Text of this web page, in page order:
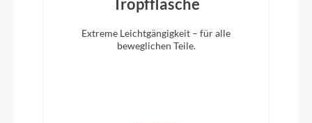
Vorbau
Tropfflasche
Extreme Leichtgängigkeit – für alle
beweglichen Teile.